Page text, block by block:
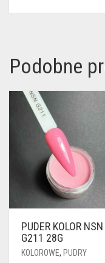
Podobne
PUDER KOLOR NSN
G211 28G
KOLOROWE, PUDRY